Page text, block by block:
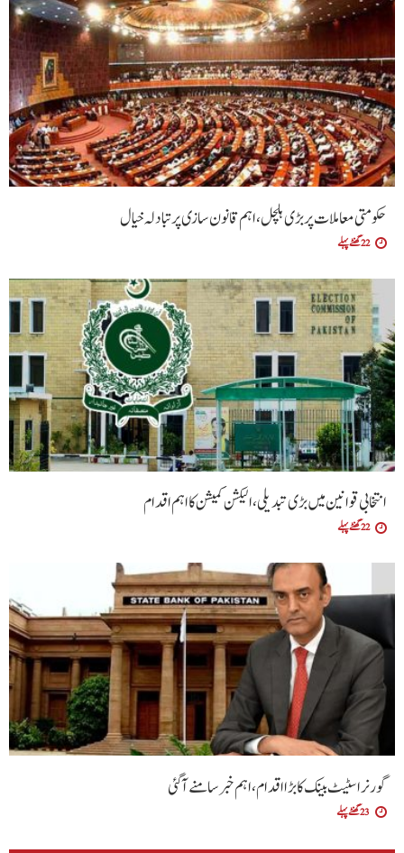
حکومتی معاملات پر بڑی ہلچل ،اہم قانون سازی پر تبادلہ خیال
22 گھنٹے پہلے
انتخابی قوانین میں بڑی تبدیلی، الیکشن کمیشن کا اہم اقدام
22 گھنٹے پہلے
گورنر اسٹیٹ بینک کا بڑا اقدام، اہم خبر سامنے آگئی
23 گھنٹے پہلے